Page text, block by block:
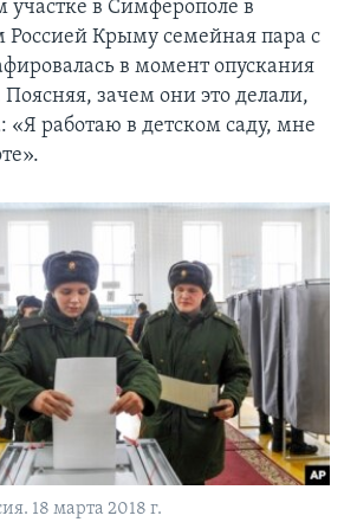
участке в Симферополе в
Россией Крыму семейная пара с
в момент опускания
зачем они это делали,
работаю в детском саду, мне
18 марта 2018 г.